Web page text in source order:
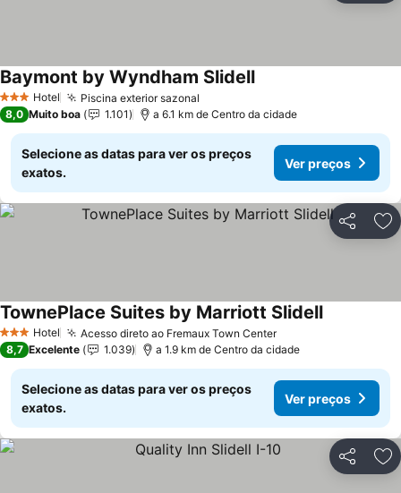
3 EstrelasHotel Piscina exterior sazonal
Baymont by Wyndham SlidellVer preços
8,0 Muito boa 1.101 a 6.1 km de Centro da cidade
Selecione as datas para ver os preços
exatos.
Ver preços
Partilhar
3 EstrelasHotel Acesso direto ao Fremaux Town CenterVer preços
TownePlace Suites by Marriott SlidellVer preços
8,7 Excelente 1.039 a 1.9 km de Centro da cidade
Selecione as datas para ver os preços
exatos.
Ver preços
Partilhar